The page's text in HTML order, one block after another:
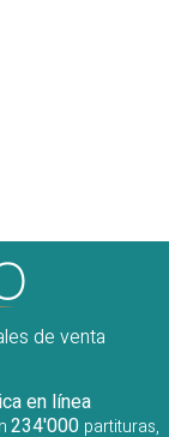
de venta
en línea
234'000 partituras,